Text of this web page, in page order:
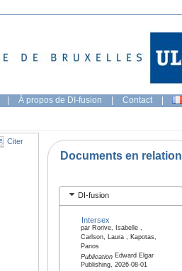
| À propos de DI-fusion | Contact |
Citer
Documents en relation
DI-fusion
Intersex
par Rorive, Isabelle ,
Carlson, Laura , Kapotas,
Panos
PublicationEdward Elgar
Publishing, 2026-08-01